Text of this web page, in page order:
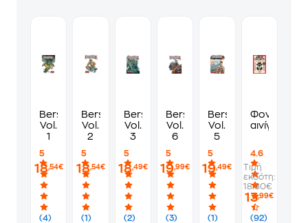
Berserk,
Vol.
1
5
(4)
18,54€
Berserk,
Vol.
2
5
(1)
18,54€
Berserk,
Vol.
3
5
(2)
18,49€
Berserk,
Vol.
6
5
(3)
19,99€
Berserk,
Vol.
5
5
(1)
19,49€
Φονικά
αινίγματα
4.6
(92)
Τιμή
εκδότη:
18.80€
13,99€